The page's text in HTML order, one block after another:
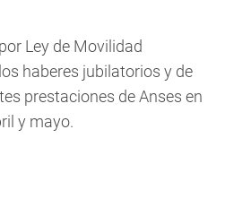
Ley de Movilidad
haberes jubilatorios y de
prestaciones de Anses en
y mayo.